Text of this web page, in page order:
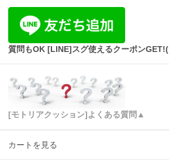
質問もOK [LINE]スグ使えるクーポン
[モトリアクッション]よくある質問▲
カートを見る